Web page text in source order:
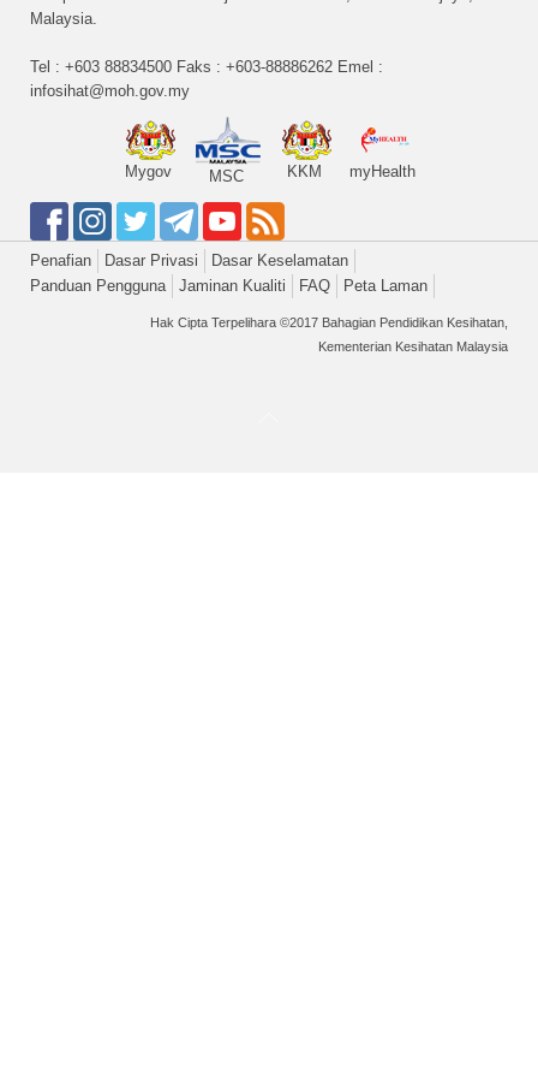
Malaysia.
Tel : +603 88834500 Faks : +603-88886262 Emel :
infosihat@moh.gov.my
Mygov MSC KKM myHealth
Penafian Dasar Privasi
Dasar Keselamatan
Panduan Pengguna
Jaminan Kualiti FAQ Peta Laman
Hak Cipta Terpelihara ©2017 Bahagian Pendidikan Kesihatan,
Kementerian Kesihatan Malaysia